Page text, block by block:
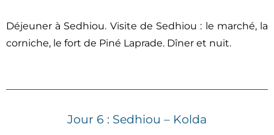
Déjeuner à Sedhiou. Visite de Sedhiou : le marché, la
corniche, le fort de Piné Laprade. Dîner et nuit.
Jour 6 : Sedhiou – Kolda